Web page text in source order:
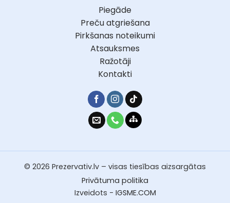
Piegāde
Preču atgriešana
Pirkšanas noteikumi
Atsauksmes
Ražotāji
Kontakti
© 2026 Prezervativ.lv – visas tiesības aizsargātas
Privātuma politika
Izveidots - IGSME.COM